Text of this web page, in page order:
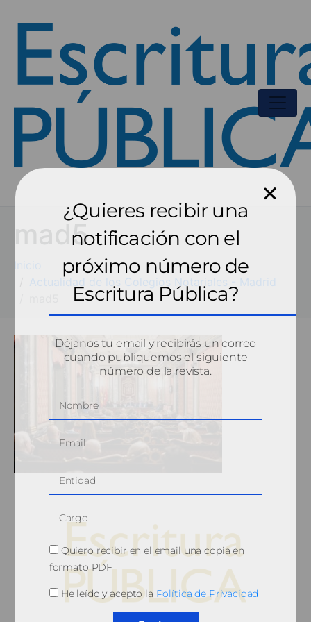
mad5
Inicio
Actualidad de los Colegios Notariales - Madrid
¿Quieres recibir una
notificación con el
próximo número de
Escritura Pública?
Déjanos tu email y recibirás un correo
cuando publiquemos el siguiente
número de la revista.
Quiero recibir en el email una copia en
formato PDF
He leído y acepto la Política de Privacidad